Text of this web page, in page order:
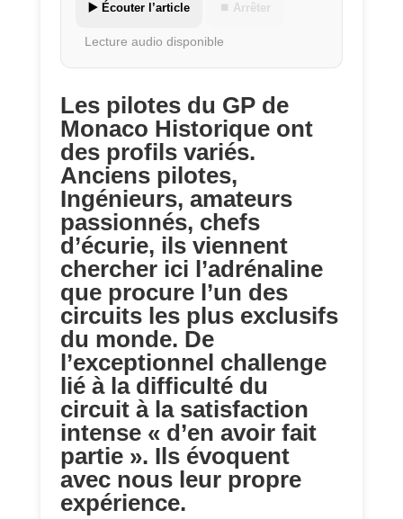
▶️ Écouter l’article ⏹ Arrêter
Lecture audio disponible
Les pilotes du GP de
Monaco Historique ont
des profils variés.
Anciens pilotes,
Ingénieurs, amateurs
passionnés, chefs
d’écurie, ils viennent
chercher ici l’adrénaline
que procure l’un des
circuits les plus exclusifs
du monde. De
l’exceptionnel challenge
lié à la difficulté du
circuit à la satisfaction
intense « d’en avoir fait
partie ». Ils évoquent
avec nous leur propre
expérience.